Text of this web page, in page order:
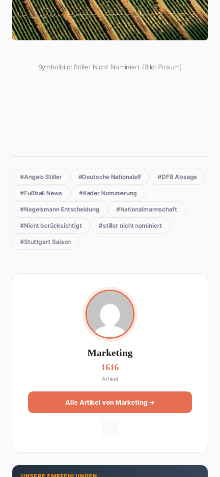
Symbolbild: Stiller Nicht Nominiert (Bild: Picsum)
#Angelo Stiller #Deutsche Nationalelf #DFB Absage
#Fußball News #Kader Nominierung
#Nagelsmann Entscheidung #Nationalmannschaft
#Nicht berücksichtigt #stiller nicht nominiert
#Stuttgart Saison
Marketing
1616
Artikel
Alle Artikel von Marketing →